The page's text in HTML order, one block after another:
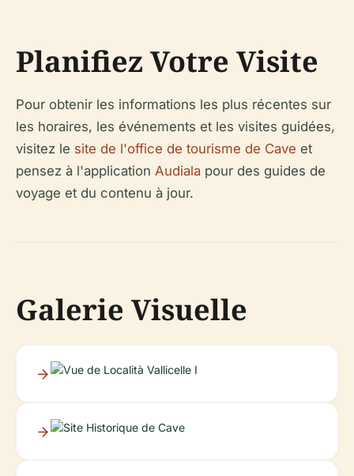
Planifiez Votre Visite
Pour obtenir les informations les plus récentes sur
les horaires, les événements et les visites guidées,
visitez le site de l'office de tourisme de Cave et
pensez à l'application Audiala pour des guides de
voyage et du contenu à jour.
Galerie Visuelle